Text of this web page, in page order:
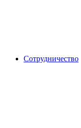
Сотрудничество